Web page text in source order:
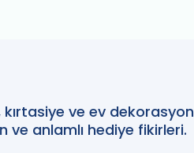
kırtasiye ve ev dekorasyon
ve anlamlı hediye fikirleri.